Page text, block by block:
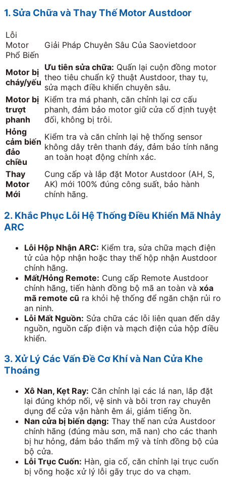
1. Sửa Chữa và Thay Thế Motor Austdoor
Lỗi
Motor
Phổ Biến
Giải Pháp Chuyên Sâu Của Saovietdoor
Motor bị
cháy/yếu
Ưu tiên sửa chữa: Quấn lại cuộn đồng motor
theo tiêu chuẩn kỹ thuật Austdoor, thay tụ,
sửa mạch điều khiển chuyên sâu.
Motor bị
trượt
phanh
Kiểm tra má phanh, căn chỉnh lại cơ cấu
phanh, đảm bảo motor giữ cửa cố định tuyệt
đối, không bị trôi.
Hỏng
cảm biến
đảo
chiều
Kiểm tra và căn chỉnh lại hệ thống sensor
không dây trên thanh đáy, đảm bảo tính năng
an toàn hoạt động chính xác.
Thay
Motor
Mới
Cung cấp và lắp đặt Motor Austdoor (AH, S,
AK) mới 100% đúng công suất, bảo hành
chính hãng.
2. Khắc Phục Lỗi Hệ Thống Điều Khiển Mã Nhảy
ARC
Lỗi Hộp Nhận ARC: Kiểm tra, sửa chữa mạch điện
tử của hộp nhận hoặc thay thế hộp nhận Austdoor
chính hãng.
Mất/Hỏng Remote: Cung cấp Remote Austdoor
chính hãng, tiến hành đồng bộ mã an toàn và xóa
mã remote cũ ra khỏi hệ thống để ngăn chặn rủi ro
an ninh.
Lỗi Mất Nguồn: Sửa chữa các lỗi liên quan đến dây
nguồn, nguồn cấp điện và mạch điện của hộp điều
khiển.
3. Xử Lý Các Vấn Đề Cơ Khí và Nan Cửa Khe
Thoáng
Xô Nan, Kẹt Ray: Căn chỉnh lại các lá nan, lắp đặt
lại đúng khớp nối, vệ sinh và bôi trơn ray chuyên
dụng để cửa vận hành êm ái, giảm tiếng ồn.
Nan cửa bị biến dạng: Thay thế nan cửa Austdoor
chính hãng (đúng màu sơn, mã nan) cho các thanh
bị hư hỏng, đảm bảo thẩm mỹ và tính đồng bộ của
bộ cửa.
Lỗi Trục Cuốn: Hàn, gia cố, căn chỉnh lại trục cuốn
bị võng hoặc xử lý lỗi gãy trục do va chạm.